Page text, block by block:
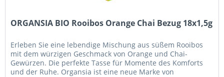
ORGANSIA BIO Rooibos Orange Chai Bezug 18x1,5g
Erleben Sie eine lebendige Mischung aus süßem Rooibos
mit dem würzigen Geschmack von Orange und Chai-
Gewürzen. Die perfekte Tasse für Momente des Komforts
und der Ruhe. Organsia ist eine neue Marke von